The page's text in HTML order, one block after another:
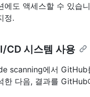
에도 액세스할 수 있습
정.
CD 시스템 사용
scanning에서
한 다음, 결과를